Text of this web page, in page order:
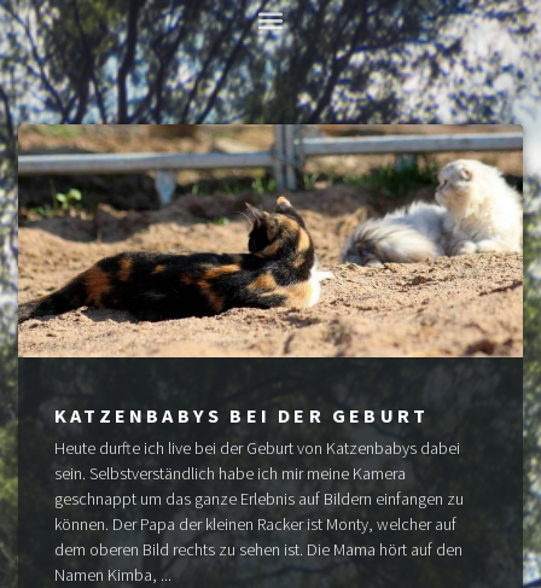
KATZENBABYS BEI DER GEBURT
Heute durfte ich live bei der Geburt von Katzenbabys dabei
sein. Selbstverständlich habe ich mir meine Kamera
geschnappt um das ganze Erlebnis auf Bildern einfangen zu
können. Der Papa der kleinen Racker ist Monty, welcher auf
dem oberen Bild rechts zu sehen ist. Die Mama hört auf den
Namen Kimba, ...